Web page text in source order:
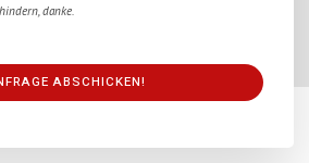
danke.
ABSCHICKEN!